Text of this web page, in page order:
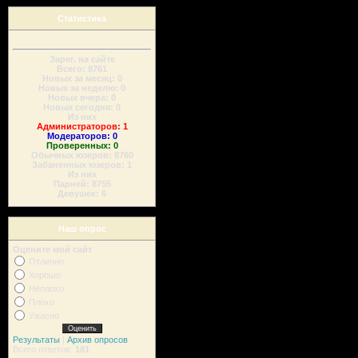
Статистика
Зарег. на сайте
Всего: 8761
Новых за месяц: 0
Новых за неделю: 0
Новых вчера: 0
Новых сегодня: 0
Из них
Администраторов: 1
Модераторов: 0
Проверенных: 0
Обычных юзеров: 8760
Забаненных юзеров: 1
Из них
Парней: 8755
Девушек: 6
Наш опрос
Оцените мой сайт
Отлично
Хорошо
Неплохо
Плохо
Ужасно
Результаты | Архив опросов
Всего ответов: 181